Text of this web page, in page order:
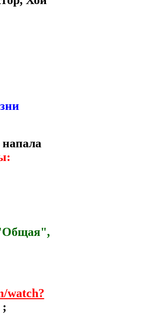
"Общая",
watch?
;